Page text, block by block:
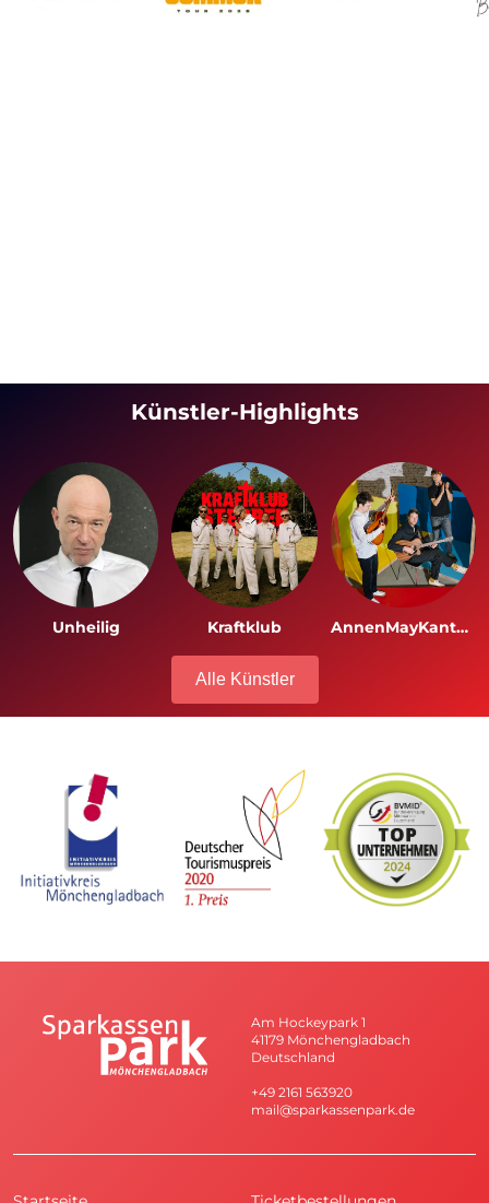
Künstler-Highlights
Unheilig Kraftklub AnnenMayKantereit
Alle Künstler
Am Hockeypark 1
41179 Mönchengladbach
Deutschland
+49 2161 563920
mail@sparkassenpark.de